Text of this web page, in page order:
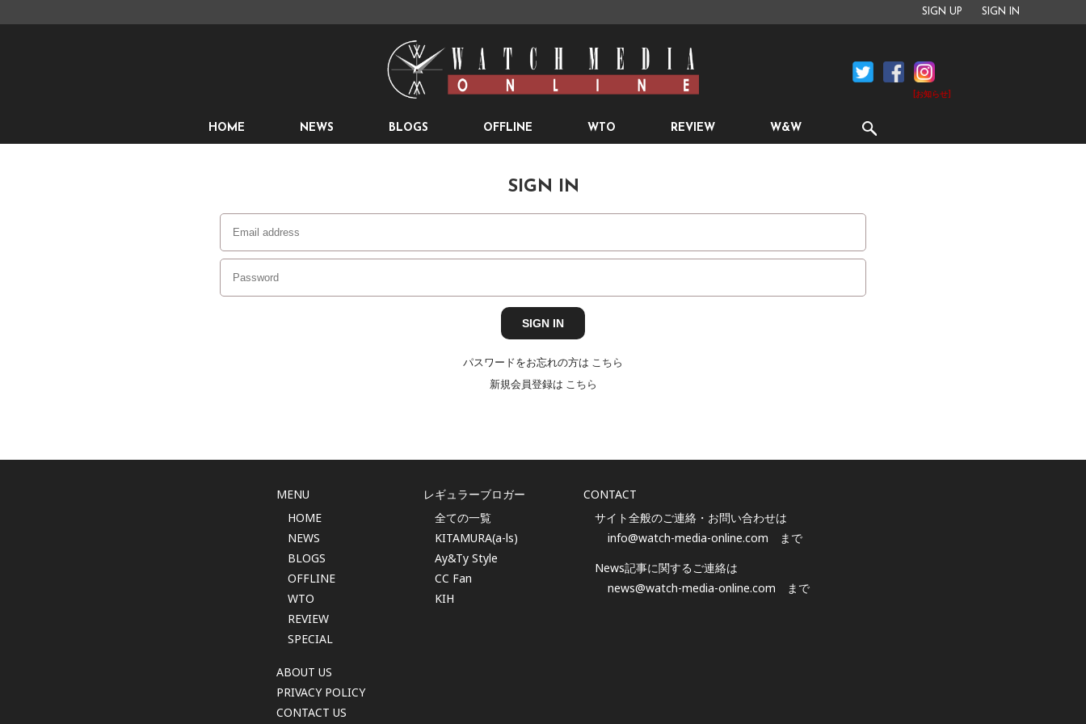
SIGN UP SIGN IN
[お知らせ]
HOME NEWS BLOGS OFFLINE WTO REVIEW W&W
SIGN IN
パスワードをお忘れの方は こちら
新規会員登録は こちら
MENU
HOME
NEWS
BLOGS
OFFLINE
WTO
REVIEW
SPECIAL
ABOUT US
PRIVACY POLICY
CONTACT US
レギュラーブロガー
全ての一覧
KITAMURA(a-ls)
Ay&Ty Style
CC Fan
KIH
CONTACT
サイト全般のご連絡・お問い合わせは
info@watch-media-online.com まで
News記事に関するご連絡は
news@watch-media-online.com まで